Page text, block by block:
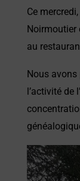
Ce
au
Nous
l’activité de